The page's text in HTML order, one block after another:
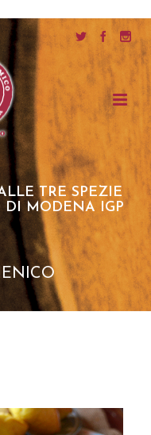
TRE SPEZIE
DI MODENA IGP